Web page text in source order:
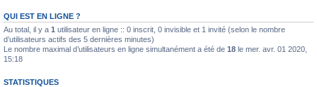
QUI EST EN LIGNE ?
Au total, il y a 1 utilisateur en ligne :: 0 inscrit, 0 invisible et 1 invité (selon le nombre
d’utilisateurs actifs des 5 dernières minutes)
Le nombre maximal d’utilisateurs en ligne simultanément a été de 18 le mer. avr. 01 2020,
15:18
STATISTIQUES